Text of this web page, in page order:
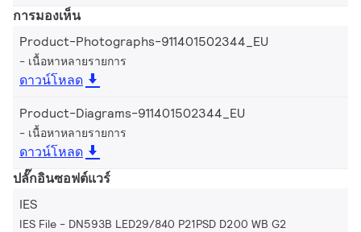
การมองเห็น
Product-Photographs-911401502344_EU
เนื้อหาหลายรายการ
ดาวน์โหลด
Product-Diagrams-911401502344_EU
เนื้อหาหลายรายการ
ดาวน์โหลด
ปลั๊กอินซอฟต์แวร์
IES
IES File - DN593B LED29/840 P21PSD D200 WB G2